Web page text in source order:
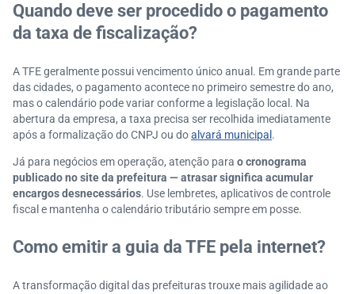
Quando deve ser procedido o pagamento
da taxa de fiscalização?
A TFE geralmente possui vencimento único anual. Em grande parte
das cidades, o pagamento acontece no primeiro semestre do ano,
mas o calendário pode variar conforme a legislação local. Na
abertura da empresa, a taxa precisa ser recolhida imediatamente
após a formalização do CNPJ ou doalvará municipal .
Já para negócios em operação, atenção para o cronograma
publicado no site da prefeitura — atrasar significa acumular
encargos desnecessários. Use lembretes, aplicativos de controle
fiscal e mantenha o calendário tributário sempre em posse.
Como emitir a guia da TFE pela internet?
A transformação digital das prefeituras trouxe mais agilidade ao